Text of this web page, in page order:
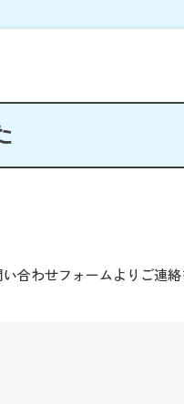
合わせフォームよりご連絡